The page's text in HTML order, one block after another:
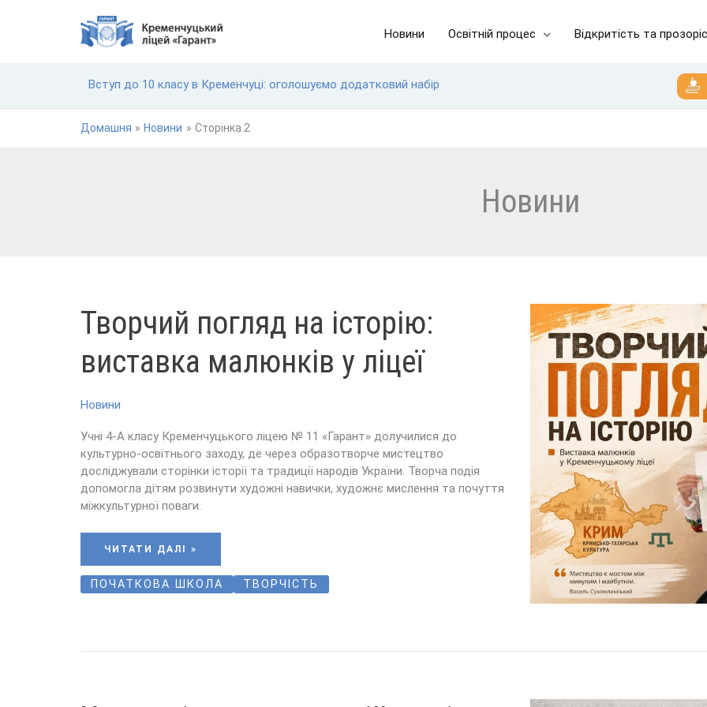
Новини Освітній процес Відкритість та
Вступ до 10 класу в Кременчуці: оголошуємо додатковий набір
Домашня Новини Сторінка 2
Новини
Творчий погляд на історію:
виставка малюнків у ліцеї
Новини
Учні 4-А класу Кременчуцького ліцею № 11 «Гарант» долучилися до
культурно-освітнього заходу, де через образотворче мистецтво
досліджували сторінки історії та традиції народів України. Творча подія
допомогла дітям розвинути художні навички, художнє мислення та почуття
міжкультурної поваги.
ПОГЛЯД
НА
ІСТОРІЮ:
МАЛЮНКІВ
У
ЛІЦЕЇ
ЧИТАТИ ДАЛІ »
ПОЧАТКОВА ШКОЛА ТВОРЧІСТЬ